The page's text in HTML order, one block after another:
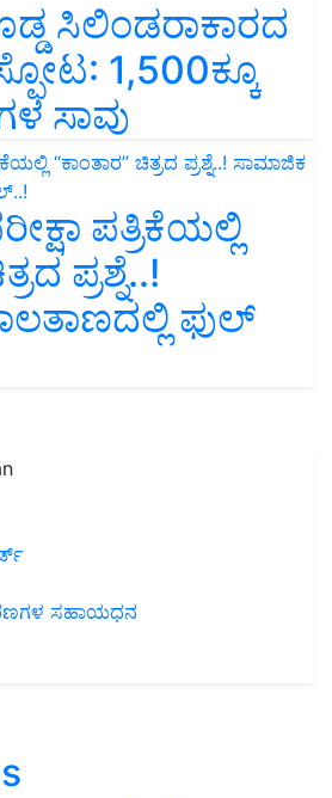
ಸಿಲಿಂಡರಾಕಾರದ
1,500ಕ್ಕೂ
ಸಾವು
ಪತ್ರಿಕೆಯಲ್ಲಿ
ಪ್ರಶ್ನೆ..!
ಫುಲ್‌
ಸಹಾಯಧನ